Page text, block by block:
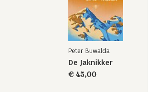
Peter Buwalda
De Jaknikker
€ 45,00